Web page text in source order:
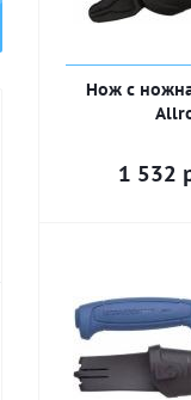
Нож с
1 532